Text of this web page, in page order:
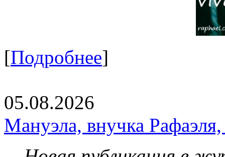
[Подробнее]
05.08.2026
Мануэла, внучка